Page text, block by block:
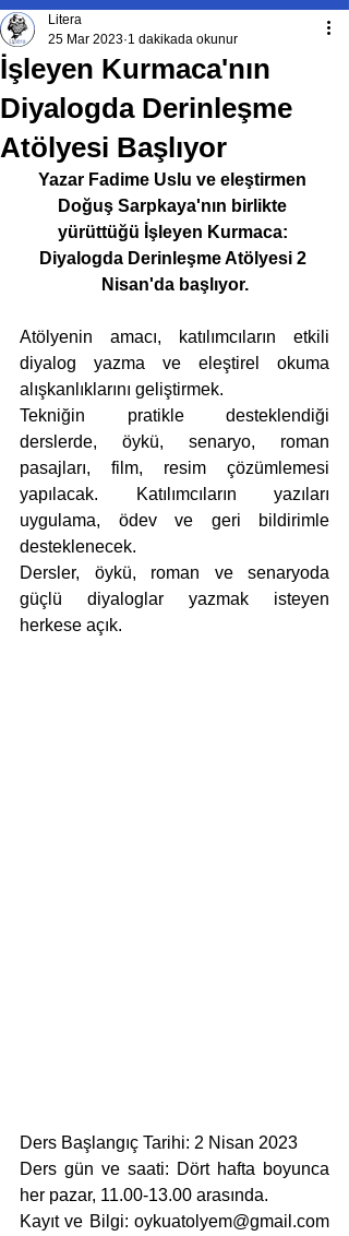
İşleyen Kurmaca'nın
Diyalogda Derinleşme
Atölyesi Başlıyor
Litera
25 Mar 2023 1 dakikada okunur
Yazar Fadime Uslu ve eleştirmen
Doğuş Sarpkaya'nın birlikte
yürüttüğü İşleyen Kurmaca:
Diyalogda Derinleşme Atölyesi 2
Nisan'da başlıyor.
Atölyenin amacı, katılımcıların etkili
diyalog yazma ve eleştirel okuma
alışkanlıklarını geliştirmek.
Tekniğin pratikle desteklendiği
derslerde, öykü, senaryo, roman
pasajları, film, resim çözümlemesi
yapılacak. Katılımcıların yazıları
uygulama, ödev ve geri bildirimle
desteklenecek.
Dersler, öykü, roman ve senaryoda
güçlü diyaloglar yazmak isteyen
herkese açık.
Ders Başlangıç Tarihi: 2 Nisan 2023
Ders gün ve saati: Dört hafta boyunca
her pazar, 11.00-13.00 arasında.
Kayıt ve Bilgi: oykuatolyem@gmail.com